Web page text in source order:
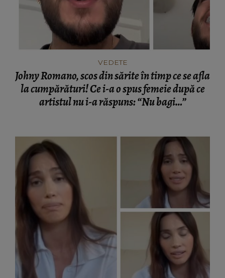
VEDETE
Johny Romano, scos din sărite în timp ce se afla
la cumpărături! Ce i-a o spus femeie după ce
artistul nu i-a răspuns: “Nu bagi…”